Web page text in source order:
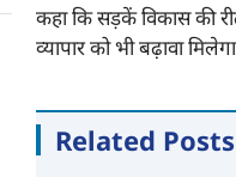
कहा कि सड़कें विकास की
व्यापार को भी बढ़ावा
Related Posts